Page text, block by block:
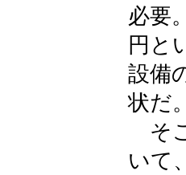
必要
円と
設備
状だ
そ
いて